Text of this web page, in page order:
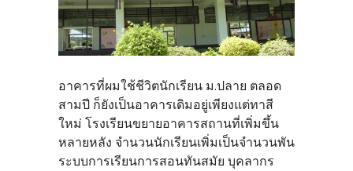
อาคารที่ผมใช้ชีวิตนักเรียน ม.ปลาย ตลอด
สามปี ก็ยังเป็นอาคารเดิมอยู่เพียงแต่ทาสี
ใหม่ โรงเรียนขยายอาคารสถานที่เพิ่มขึ้น
หลายหลัง จำนวนนักเรียนเพิ่มเป็นจำนวนพัน
ระบบการเรียนการสอนทันสมัย บุคลากร